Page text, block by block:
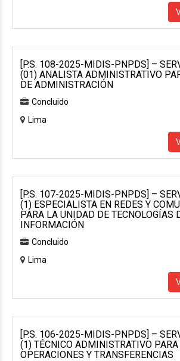
[P.S. 108-2025-MIDIS-PNPDS] –
(01) ANALISTA ADMINISTRATIVO
DE ADMINISTRACIÓN
Concluido
Lima
[P.S. 107-2025-MIDIS-PNPDS] –
(1) ESPECIALISTA EN REDES Y
PARA LA UNIDAD DE TECNOLOGÍAS
INFORMACIÓN
Concluido
Lima
[P.S. 106-2025-MIDIS-PNPDS] –
(1) TÉCNICO ADMINISTRATIVO
OPERACIONES Y TRANSFERENCIAS